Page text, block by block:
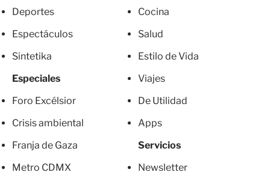
Deportes
Espectáculos
Sintetika
Especiales
Foro Excélsior
Crisis ambiental
Franja de Gaza
Metro CDMX
Cocina
Salud
Estilo de Vida
Viajes
De Utilidad
Apps
Servicios
Newsletter